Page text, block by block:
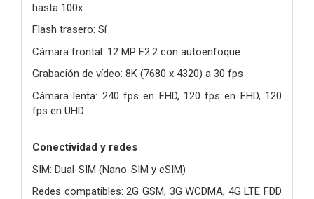
hasta 100x
Flash trasero: Sí
Cámara frontal: 12 MP F2.2 con autoenfoque
Grabación de vídeo: 8K (7680 x 4320) a 30 fps
Cámara lenta: 240 fps en FHD, 120 fps en FHD, 120
fps en UHD
Conectividad y redes
SIM: Dual-SIM (Nano-SIM y eSIM)
Redes compatibles: 2G GSM, 3G WCDMA, 4G LTE FDD